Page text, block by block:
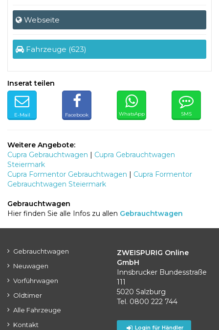
Webseite
Fahrzeuge (623)
Inserat teilen
E-Mail Facebook WhatsApp SMS
Weitere Angebote:
Cupra Gebrauchtwagen | Cupra Gebrauchtwagen
Steiermark
Cupra Formentor Gebrauchtwagen | Cupra Formentor
Gebrauchtwagen Steiermark
Gebrauchtwagen
Hier finden Sie alle Infos zu allen Gebrauchtwagen
Gebrauchtwagen
Neuwagen
Vorführwagen
Oldtimer
Alle Fahrzeuge
Kontakt
ZWEISPURIG Online
GmbH
Innsbrucker Bundesstraße
111
5020 Salzburg
Tel. 0800 222 744
Login für Händler